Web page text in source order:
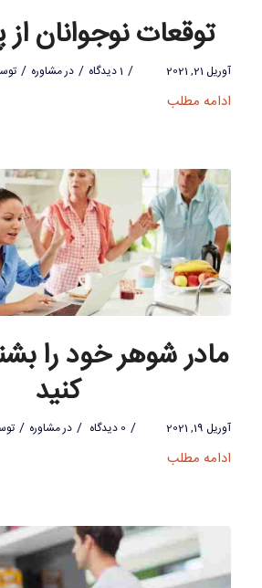
توقعات نوجوانان از
آوریل 21, 2021 / 1 دیدگاه / درمشاوره /
ادامه مطلب
مادر شوهر خود را
کنید
آوریل 19, 2021 / 0 دیدگاه / درمشاوره /
ادامه مطلب